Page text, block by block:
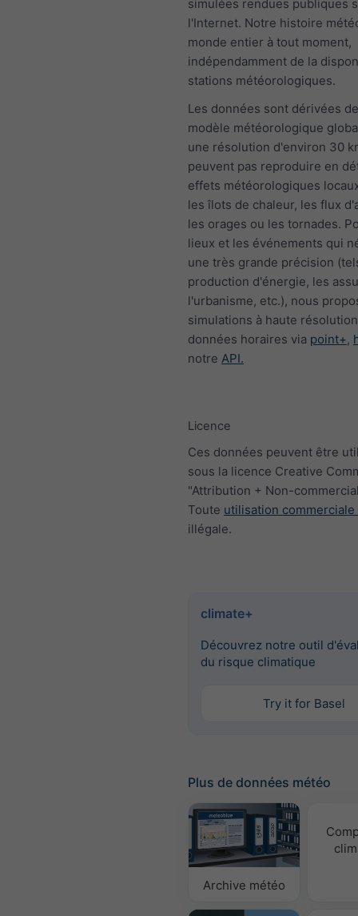
simulées rendues publiques
l'Internet. Notre histoire
monde entier à tout moment,
indépendamment de la
stations météorologiques.
Les données sont dérivées
modèle météorologique
une résolution d'environ 30
peuvent pas reproduire en
effets météorologiques
les îlots de chaleur, les flux
les orages ou les tornades.
lieux et les événements qui
une très grande précision
production d'énergie, les
l'urbanisme, etc.), nous
simulations à haute
données horaires via point+,
notre API.
Licence
Ces données peuvent être
sous la licence Creative
"Attribution + Non-
Toute utilisation commerciale
illégale.
climate+
Découvrez notre outil
du risque climatique
Try it for Basel
Plus de données météo
Archive météo